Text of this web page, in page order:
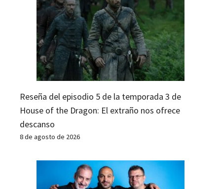
Reseña del episodio 5 de la temporada 3 de
House of the Dragon: El extraño nos ofrece
descanso
8 de agosto de 2026